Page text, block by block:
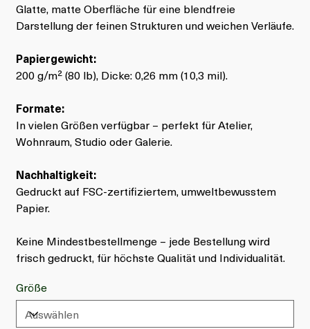
Glatte, matte Oberfläche für eine blendfreie
Darstellung der feinen Strukturen und weichen Verläufe.
Papiergewicht:
200 g/m² (80 lb), Dicke: 0,26 mm (10,3 mil).
Formate:
In vielen Größen verfügbar – perfekt für Atelier,
Wohnraum, Studio oder Galerie.
Nachhaltigkeit:
Gedruckt auf FSC-zertifiziertem, umweltbewusstem
Papier.
Keine Mindestbestellmenge – jede Bestellung wird
frisch gedruckt, für höchste Qualität und Individualität.
Größe